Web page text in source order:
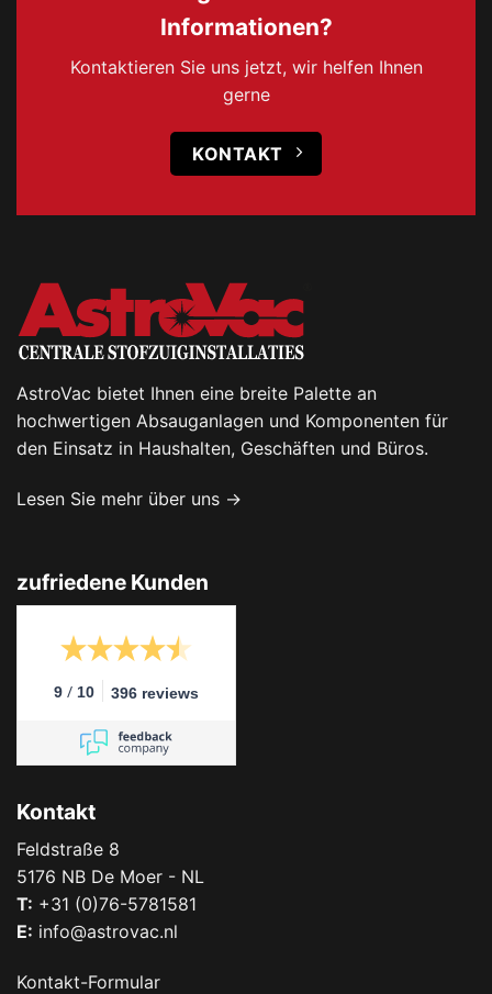
Informationen?
Kontaktieren Sie uns jetzt, wir helfen Ihnen
gerne
KONTAKT
AstroVac bietet Ihnen eine breite Palette an
hochwertigen Absauganlagen und Komponenten für
den Einsatz in Haushalten, Geschäften und Büros.
Lesen Sie mehr über uns →
zufriedene Kunden
9 / 10 396 reviews
Kontakt
Feldstraße 8
5176 NB De Moer - NL
T: +31 (0)76-5781581
E: info@astrovac.nl
Kontakt-Formular